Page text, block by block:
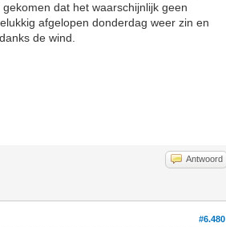
dat het waarschijnlijk geen
afgelopen donderdag weer zin en
de wind.
Antwoord
#6.480